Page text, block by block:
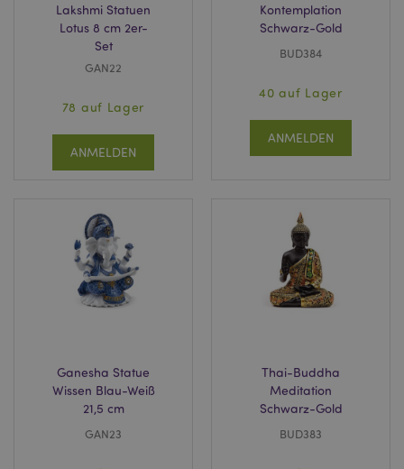
Lakshmi Statuen
Lotus 8 cm 2er-
Set
GAN22
78 auf Lager
ANMELDEN
Kontemplation
Schwarz-Gold
BUD384
40 auf Lager
ANMELDEN
Ganesha Statue
Wissen Blau-Weiß
21,5 cm
GAN23
Thai-Buddha
Meditation
Schwarz-Gold
BUD383